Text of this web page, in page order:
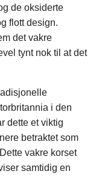
de oksiderte
flott design.
det vakre
tynt nok til at det
i den
dette et viktig
betraktet som
vakre korset
samtidig en